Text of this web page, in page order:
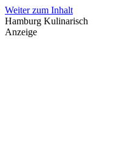
Weiter zum Inhalt
Hamburg Kulinarisch
Anzeige